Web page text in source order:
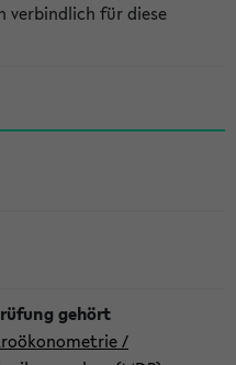
verbindlich für diese
/